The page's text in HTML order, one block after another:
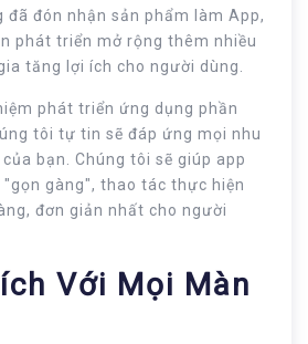
đã đón nhận sản phẩm làm App,
phát triển mở rộng thêm nhiều
tăng lợi ích cho người dùng.
phát triển ứng dụng phần
tôi tự tin sẽ đáp ứng mọi nhu
bạn. Chúng tôi sẽ giúp app
gàng", thao tác thực hiện
đơn giản nhất cho người
Với Mọi Màn